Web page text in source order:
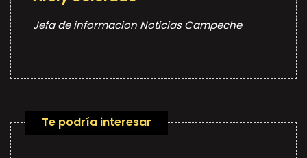
Jefa de informacion Noticias Campeche
Te podría interesar